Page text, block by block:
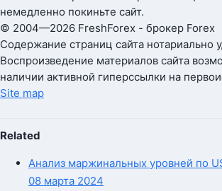
немедленно покиньте сайт.
© 2004—2026 FreshForex - брокер Forex
Содержание страниц сайта нотариально
Воспроизведение материалов сайта
наличии активной гиперссылки на
Site map
Related
Анализ маржинальных уровней по
08 марта 2024